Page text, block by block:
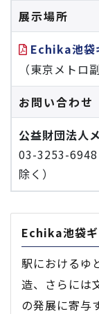
展示場所
Echika池袋
（東京メトロ
お問い合わせ
公益財団法人
03-3253-
除く）
Echika池袋ギ
駅におけるゆ
造、さらには
の発展に寄与